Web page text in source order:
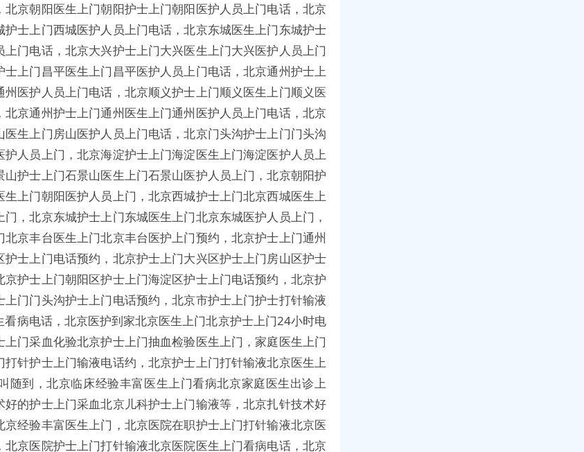
北京朝阳医生上门朝阳护士上门朝阳医护人员上门电话，北京
护士上门西城医护人员上门电话，北京东城医生上门东城护士
上门电话，北京大兴护士上门大兴医生上门大兴医护人员上门
士上门昌平医生上门昌平医护人员上门电话，北京通州护士上
州医护人员上门电话，北京顺义护士上门顺义医生上门顺义医
北京通州护士上门通州医生上门通州医护人员上门电话，北京
医生上门房山医护人员上门电话，北京门头沟护士上门门头沟
护人员上门，北京海淀护士上门海淀医生上门海淀医护人员上
山护士上门石景山医生上门石景山医护人员上门，北京朝阳护
生上门朝阳医护人员上门，北京西城护士上门北京西城医生上
门，北京东城护士上门东城医生上门北京东城医护人员上门，
北京丰台医生上门北京丰台医护上门预约，北京护士上门通州
护士上门电话预约，北京护士上门大兴区护士上门房山区护士
京护士上门朝阳区护士上门海淀区护士上门电话预约，北京护
上门门头沟护士上门电话预约，北京市护士上门护士打针输液
看病电话，北京医护到家北京医生上门北京护士上门24小时电
上门采血化验北京护士上门抽血检验医生上门，家庭医生上门
打针护士上门输液电话约，北京护士上门打针输液北京医生上
随到，北京临床经验丰富医生上门看病北京家庭医生出诊上
好的护士上门采血北京儿科护士上门输液等，北京扎针技术好
京经验丰富医生上门，北京医院在职护士上门打针输液北京医
北京医院护士上门打针输液北京医院医生上门看病电话，北京